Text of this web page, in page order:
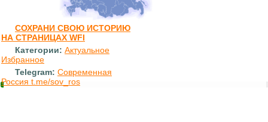
СОХРАНИ СВОЮ ИСТОРИЮ
НА СТРАНИЦАХ WFI
Категории: Актуальное
Избранное
Telegram: Современная
Россия t.me/sov_ros